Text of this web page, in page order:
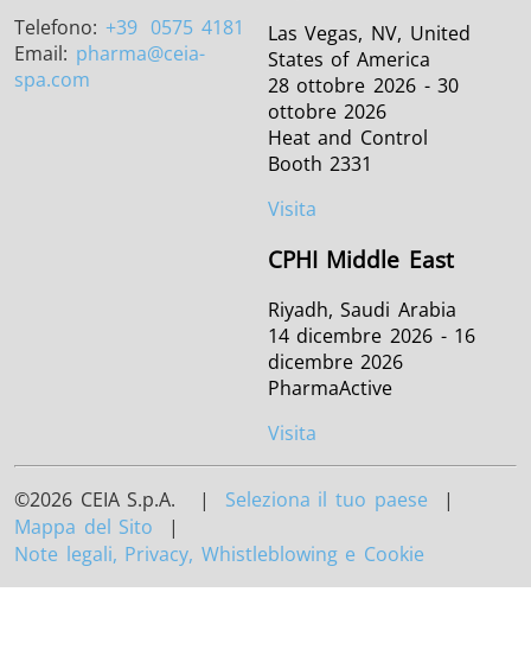
Telefono: +39 0575 4181
Email: pharma@ceia-
spa.com
Las Vegas, NV, United
States of America
28 ottobre 2026 - 30
ottobre 2026
Heat and Control
Booth 2331
Visita
CPHI Middle East
Riyadh, Saudi Arabia
14 dicembre 2026 - 16
dicembre 2026
PharmaActive
Visita
©2026 CEIA S.p.A. | Seleziona il tuo paese |
Mappa del Sito |
Note legali, Privacy, Whistleblowing e Cookie